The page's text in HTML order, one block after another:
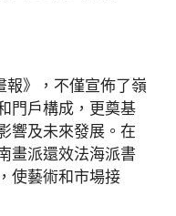
報》，不僅宣佈了嶺
門戶構成，更奠基
響及未來發展。在
畫派還效法海派書
使藝術和市場接